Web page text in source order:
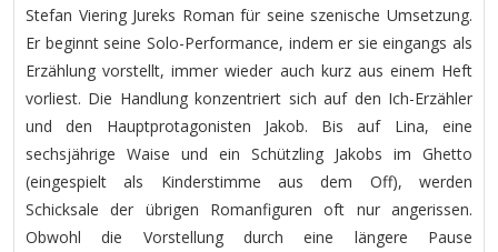
Stefan Viering Jureks Roman für seine szenische Umsetzung.
Er beginnt seine Solo-Performance, indem er sie eingangs als
Erzählung vorstellt, immer wieder auch kurz aus einem Heft
vorliest. Die Handlung konzentriert sich auf den Ich-Erzähler
und den Hauptprotagonisten Jakob. Bis auf Lina, eine
sechsjährige Waise und ein Schützling Jakobs im Ghetto
(eingespielt als Kinderstimme aus dem Off), werden
Schicksale der übrigen Romanfiguren oft nur angerissen.
Obwohl die Vorstellung durch eine längere Pause